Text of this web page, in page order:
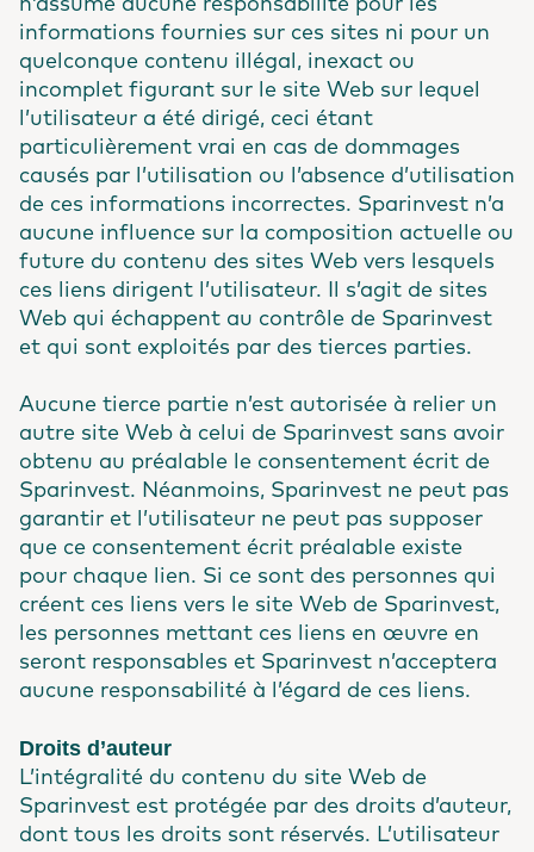
n’assume aucune responsabilité pour les
informations fournies sur ces sites ni pour un
quelconque contenu illégal, inexact ou
incomplet figurant sur le site Web sur lequel
l’utilisateur a été dirigé, ceci étant
particulièrement vrai en cas de dommages
causés par l’utilisation ou l’absence d’utilisation
de ces informations incorrectes. Sparinvest n’a
aucune influence sur la composition actuelle ou
future du contenu des sites Web vers lesquels
ces liens dirigent l’utilisateur. Il s’agit de sites
Web qui échappent au contrôle de Sparinvest
et qui sont exploités par des tierces parties.
Aucune tierce partie n’est autorisée à relier un
autre site Web à celui de Sparinvest sans avoir
obtenu au préalable le consentement écrit de
Sparinvest. Néanmoins, Sparinvest ne peut pas
garantir et l’utilisateur ne peut pas supposer
que ce consentement écrit préalable existe
pour chaque lien. Si ce sont des personnes qui
créent ces liens vers le site Web de Sparinvest,
les personnes mettant ces liens en œuvre en
seront responsables et Sparinvest n’acceptera
aucune responsabilité à l’égard de ces liens.
Droits d’auteur
L’intégralité du contenu du site Web de
Sparinvest est protégée par des droits d’auteur,
dont tous les droits sont réservés. L’utilisateur